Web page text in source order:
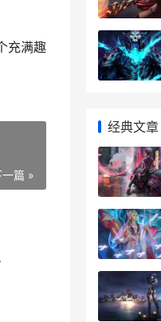
充满趣
一篇 »
制
经典文章